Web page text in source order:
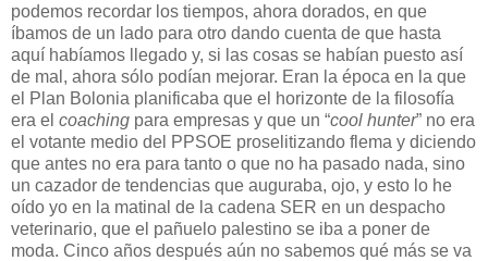
podemos recordar los tiempos, ahora dorados, en que
íbamos de un lado para otro dando cuenta de que hasta
aquí habíamos llegado y, si las cosas se habían puesto así
de mal, ahora sólo podían mejorar. Eran la época en la que
el Plan Bolonia planificaba que el horizonte de la filosofía
era el coaching para empresas y que un “cool hunter” no era
el votante medio del PPSOE proselitizando flema y diciendo
que antes no era para tanto o que no ha pasado nada, sino
un cazador de tendencias que auguraba, ojo, y esto lo he
oído yo en la matinal de la cadena SER en un despacho
veterinario, que el pañuelo palestino se iba a poner de
moda. Cinco años después aún no sabemos qué más se va